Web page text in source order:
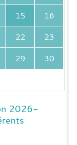
15
16
22
23
29
30
2026-